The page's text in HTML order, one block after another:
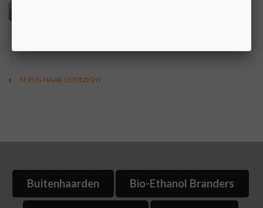
TERUG NAAR OVERZICHT
Buitenhaarden Bio-Ethanol Branders